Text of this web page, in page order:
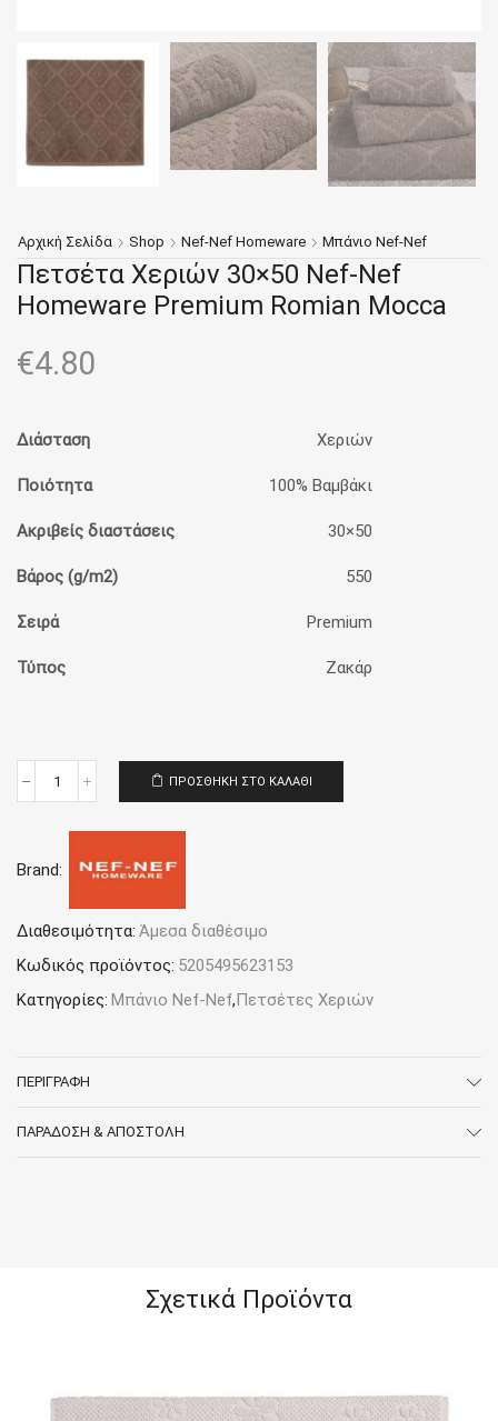
Αρχική Σελίδα Shop Nef-Nef Homeware Μπάνιο Nef-Nef
Πετσέτα Χεριών 30×50 Nef-Nef
Homeware Premium Romian Mocca
€4.80
Διάσταση Χεριών
Ποιότητα 100% Βαμβάκι
Ακριβείς διαστάσεις 30×50
Βάρος (g/m2) 550
Σειρά Premium
Τύπος Ζακάρ
Πετσέτα
30x50
Nef
Premium
Romian
ποσότητα
ΠΡΟΣΘΉΚΗ ΣΤΟ ΚΑΛΆΘΙ
Brand:
Διαθεσιμότητα: Άμεσα διαθέσιμο
Κωδικός προϊόντος: 5205495623153
Κατηγορίες: Μπάνιο Nef-Nef, Πετσέτες Χεριών
ΠΕΡΙΓΡΑΦΉ
ΠΑΡΆΔΟΣΗ & ΑΠΟΣΤΟΛΉ
Σχετικά Προϊόντα